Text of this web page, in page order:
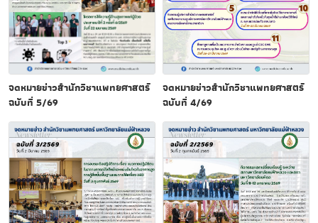
จดหมายข่าวสำนักวิชาแพทยศาสตร์
ฉบับที่ 5/69
จดหมายข่าวสำนักวิชาแพทยศาสตร์
ฉบับที่ 4/69